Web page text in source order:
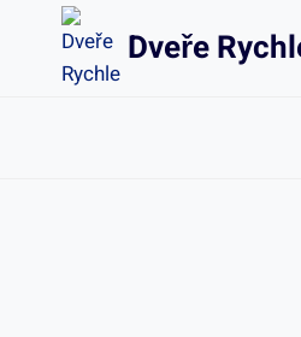
Přeskočit
Dveře